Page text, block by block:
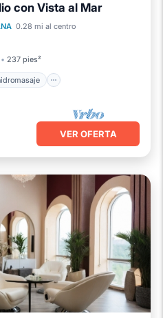
con Vista al Mar
0.28 mi al centro
237 pies²
de hidromasaje
VER OFERTA